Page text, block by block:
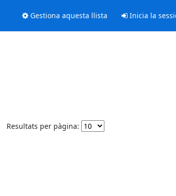
Gestiona aquesta llista Inicia la
Resultats per pàgina: